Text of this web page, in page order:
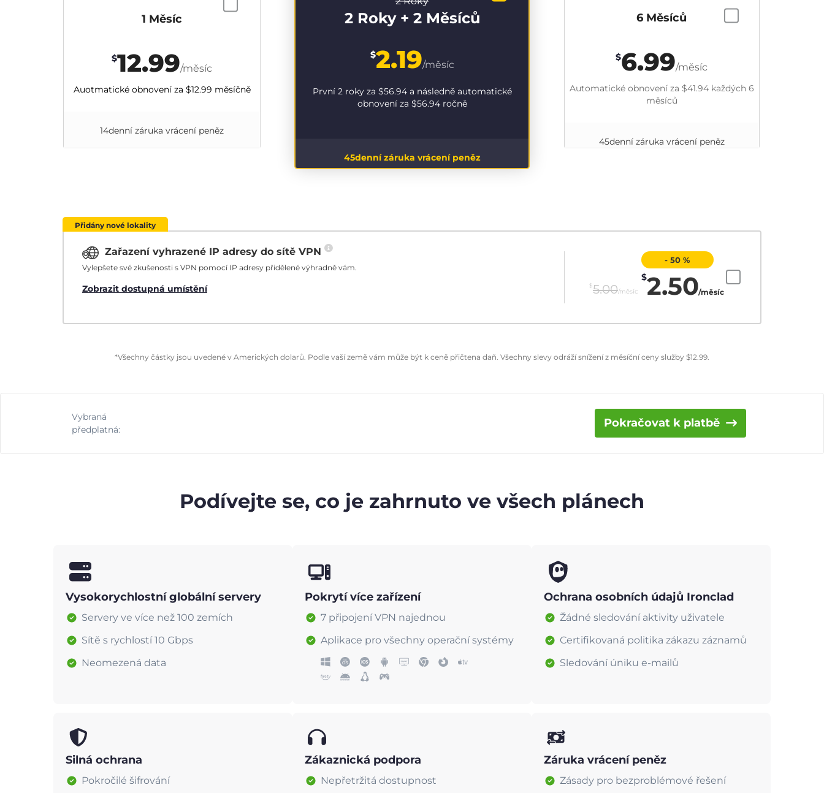
2 Roky + 2 Měsíců
$2.19/měsíc
První 2 roky za $56.94a následně automatické
obnovení za $56.94ročně
45denní záruka vrácení peněz
6 Měsíců
$6.99/měsíc
Automatické obnovení za $41.94každých 6
měsíců
45denní záruka vrácení peněz
1 Měsíc
$12.99/měsíc
Auotmatické obnovení za $12.99 měsíčně
14denní záruka vrácení peněz
Přidány nové lokality
Zařazení vyhrazené IP adresy do sítě VPN
Vylepšete své zkušenosti s VPN pomocí IP adresy přidělené výhradně vám.
Zobrazit dostupná umístění $5.00/měsíc
- 50 %
$2.50/měsíc
*Všechny částky jsou uvedené v Amerických dolarů. Podle vaší země vám může být k ceně přičtena daň. Všechny slevy odráží snížení z měsíční ceny služby $12.99
Vybraná
předplatná:
Pokračovat k platbě
Podívejte se, co je zahrnuto ve všech plánech
Vysokorychlostní globální servery
Servery ve více než 100 zemích
Sítě s rychlostí 10 Gbps
Neomezená data
Pokrytí více zařízení
7 připojení VPN najednou
Aplikace pro všechny operační systémy
Ochrana osobních údajů Ironclad
Žádné sledování aktivity uživatele
Certifikovaná politika zákazu záznamů
Sledování úniku e-mailů
Silná ochrana
Pokročilé šifrování
Zákaznická podpora
Nepřetržitá dostupnost
Záruka vrácení peněz
Zásady pro bezproblémové řešení